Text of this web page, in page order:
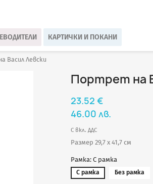
КАРТИЧКИ И ПОКАНИ
Васил Левски
Портрет на
23.52 €
46.00 лв.
С вкл. ДДС
Размер 29,7 х 41,7 см
Рамка: С рамка
С рамка Без рамка